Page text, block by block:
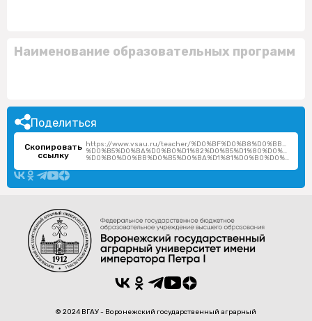
Наименование образовательных программ
Поделиться
Скопировать
ссылку
https://www.vsau.ru/teacher/
%D0%B0%D0%BB%D0%B5%D0%BA%D1%81%D0%B0%D0%BD%D0%B4%D1%80%D0%BE%D0%B2%D0%BD%D0%B0/
© 2024 ВГАУ - Воронежский государственный аграрный